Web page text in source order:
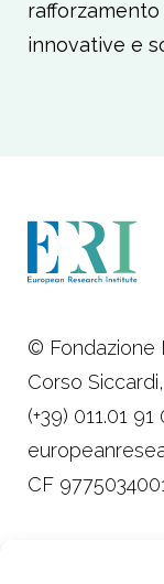
innovative e
© Fondazione
Corso
(+39) 011.01 91
CF